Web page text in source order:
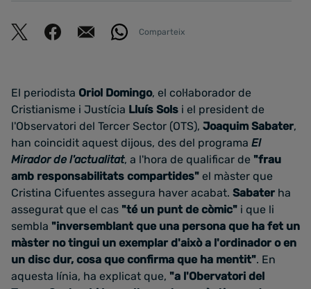
Comparteix
El periodista Oriol Domingo, el col·laborador de
Cristianisme i Justícia Lluís Sols i el president de
l'Observatori del Tercer Sector (OTS), Joaquim Sabater,
han coincidit aquest dijous, des del programa El
Mirador de l'actualitat, a l'hora de qualificar de "frau
amb responsabilitats compartides" el màster que
Cristina Cifuentes assegura haver acabat. Sabater ha
assegurat que el cas "té un punt de còmic" i que li
sembla "inversemblant que una persona que ha fet un
màster no tingui un exemplar d'això a l'ordinador o en
un disc dur, cosa que confirma que ha mentit". En
aquesta línia, ha explicat que, "a l'Obervatori del